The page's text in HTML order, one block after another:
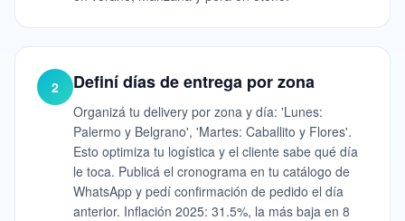
2 Definí días de entrega por zona
Organizá tu delivery por zona y día: 'Lunes:
Palermo y Belgrano', 'Martes: Caballito y Flores'.
Esto optimiza tu logística y el cliente sabe qué día
le toca. Publicá el cronograma en tu catálogo de
WhatsApp y pedí confirmación de pedido el día
anterior. Inflación 2025: 31.5%, la más baja en 8